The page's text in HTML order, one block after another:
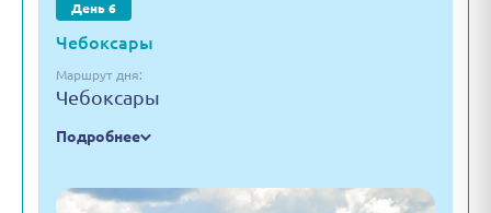
День 6
Чебоксары
Маршрут дня:
Чебоксары
Подробнее